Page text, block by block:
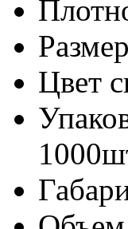
Размер
Цвет